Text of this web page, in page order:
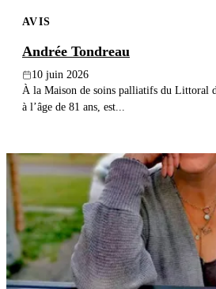
AVIS
Andrée Tondreau
10 juin 2026
À la Maison de soins palliatifs du Littoral
à l’âge de 81 ans, est...